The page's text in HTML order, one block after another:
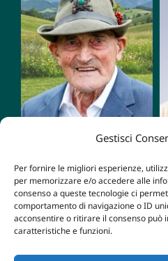
Gestisci
Per fornire le migliori esperienze,
per memorizzare e/o accedere alle
consenso a queste tecnologie ci
comportamento di navigazione o ID
acconsentire o ritirare il consenso può
caratteristiche e funzioni.
Mario
Zampese